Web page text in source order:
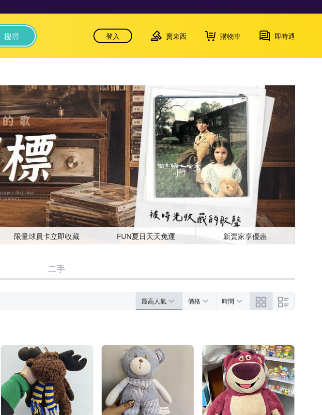
搜尋 登入 賣東西 購物車 即時通
限量球員卡立即收藏 FUN夏日天天免運 新賣家享優惠
二手
最高人氣 價格 時間